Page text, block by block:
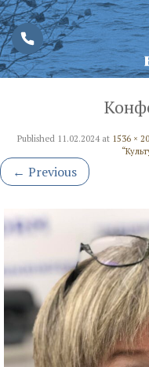
Published 11.02.2024at 1536 ×
← Previous